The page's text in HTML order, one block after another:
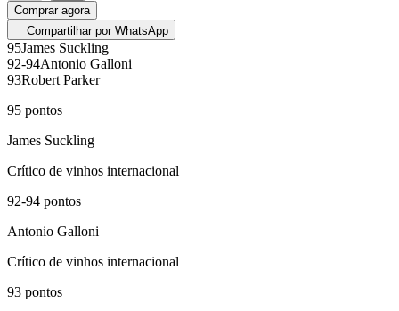
Comprar agora
Compartilhar por WhatsApp
95James Suckling
92-94Antonio Galloni
93Robert Parker
95 pontos
James Suckling
Crítico de vinhos internacional
92-94 pontos
Antonio Galloni
Crítico de vinhos internacional
93 pontos